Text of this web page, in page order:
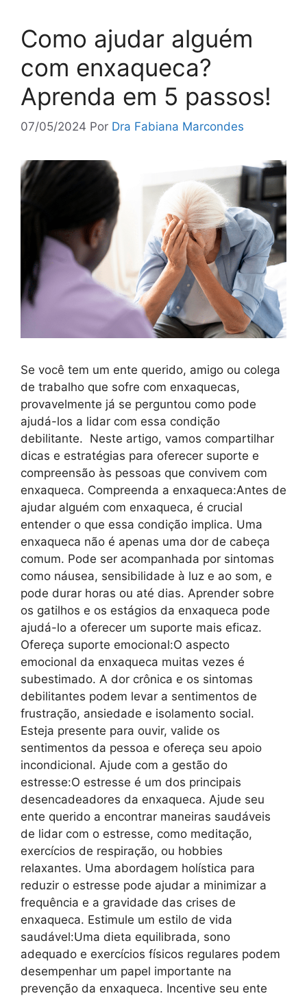
Como ajudar alguém
com enxaqueca?
Aprenda em 5 passos!
07/05/2024 Por Dra Fabiana Marcondes
Se você tem um ente querido, amigo ou colega
de trabalho que sofre com enxaquecas,
provavelmente já se perguntou como pode
ajudá-los a lidar com essa condição
debilitante. Neste artigo, vamos compartilhar
dicas e estratégias para oferecer suporte e
compreensão às pessoas que convivem com
enxaqueca. Compreenda a enxaqueca:Antes de
ajudar alguém com enxaqueca, é crucial
entender o que essa condição implica. Uma
enxaqueca não é apenas uma dor de cabeça
comum. Pode ser acompanhada por sintomas
como náusea, sensibilidade à luz e ao som, e
pode durar horas ou até dias. Aprender sobre
os gatilhos e os estágios da enxaqueca pode
ajudá-lo a oferecer um suporte mais eficaz.
Ofereça suporte emocional:O aspecto
emocional da enxaqueca muitas vezes é
subestimado. A dor crônica e os sintomas
debilitantes podem levar a sentimentos de
frustração, ansiedade e isolamento social.
Esteja presente para ouvir, valide os
sentimentos da pessoa e ofereça seu apoio
incondicional. Ajude com a gestão do
estresse:O estresse é um dos principais
desencadeadores da enxaqueca. Ajude seu
ente querido a encontrar maneiras saudáveis
de lidar com o estresse, como meditação,
exercícios de respiração, ou hobbies
relaxantes. Uma abordagem holística para
reduzir o estresse pode ajudar a minimizar a
frequência e a gravidade das crises de
enxaqueca. Estimule um estilo de vida
saudável:Uma dieta equilibrada, sono
adequado e exercícios físicos regulares podem
desempenhar um papel importante na
prevenção da enxaqueca. Incentive seu ente